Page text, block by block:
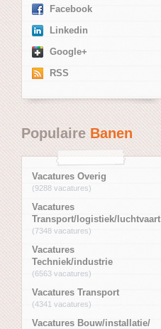
Facebook
Linkedin
Google+
RSS
PopulaireBanen
Vacatures Overig
(9288 vacatures)
Vacatures
Transport/logistiek/luchtvaart
(7348 vacatures)
Vacatures
Techniek/industrie
(6563 vacatures)
Vacatures Transport
(4341 vacatures)
Vacatures Bouw/installatie/